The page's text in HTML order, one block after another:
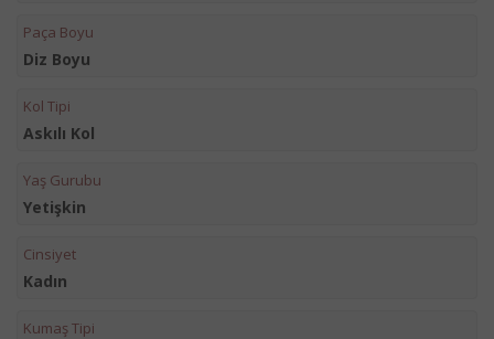
Paça Boyu
Diz Boyu
Kol Tipi
Askılı Kol
Yaş Gurubu
Yetişkin
Cinsiyet
Kadın
Kumaş Tipi